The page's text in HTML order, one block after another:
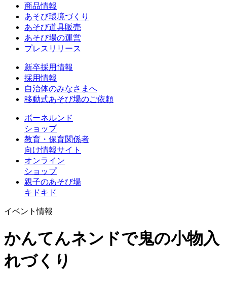
商品情報
あそび環境づくり
あそび道具販売
あそび場の運営
プレスリリース
新卒採用情報
採用情報
自治体のみなさまへ
移動式あそび場のご依頼
ボーネルンド
ショップ
教育・保育関係者
向け情報サイト
オンライン
ショップ
親子のあそび場
キドキド
イベント情報
かんてんネンドで鬼の小物入
れづくり